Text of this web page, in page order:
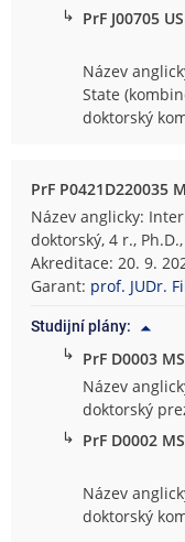
↳ PrF J00705
Název
State
doktorský
PrF P0421D220035
Název anglicky:
doktorský, 4 r.,
Akreditace: 20. 9.
Garant: prof. JUDr.
Studijní plány:
↳ PrF D0003
Název
doktorský
↳ PrF D0002
Název
doktorský